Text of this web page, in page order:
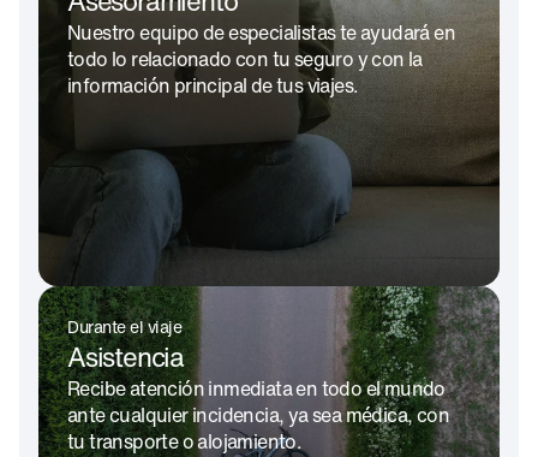
Nuestro equipo de especialistas te ayudará en
todo lo relacionado con tu seguro y con la
información principal de tus viajes.
Durante el viaje
Asistencia
Recibe atención inmediata en todo el mundo
ante cualquier incidencia, ya sea médica, con
tu transporte o alojamiento.